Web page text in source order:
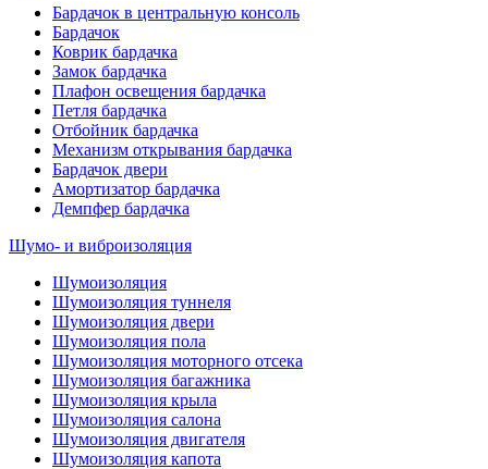
Бардачок в центральную консоль
Бардачок
Коврик бардачка
Замок бардачка
Плафон освещения бардачка
Петля бардачка
Отбойник бардачка
Механизм открывания бардачка
Бардачок двери
Амортизатор бардачка
Демпфер бардачка
Шумо- и виброизоляция
Шумоизоляция
Шумоизоляция туннеля
Шумоизоляция двери
Шумоизоляция пола
Шумоизоляция моторного отсека
Шумоизоляция багажника
Шумоизоляция крыла
Шумоизоляция салона
Шумоизоляция двигателя
Шумоизоляция капота